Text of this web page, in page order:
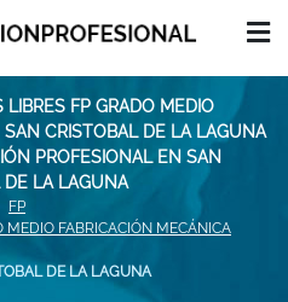
FP GRADO MEDIO
CRISTOBAL DE LA LAGUNA
PROFESIONAL EN SAN
DE LA LAGUNA
FP
MEDIO FABRICACIÓN MECÁNICA
DE LA LAGUNA